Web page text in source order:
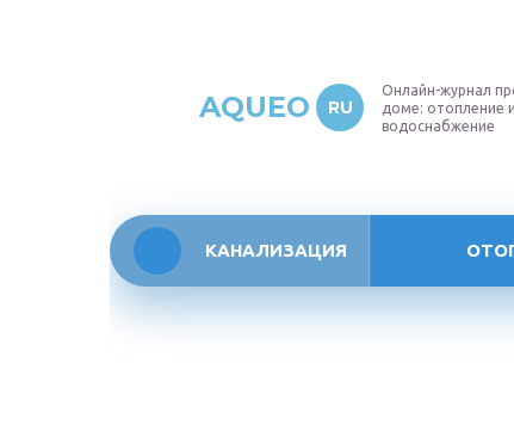
AQUEO RU
Онлайн-журнал
доме: отопление и
водоснабжение
КАНАЛИЗАЦИЯ